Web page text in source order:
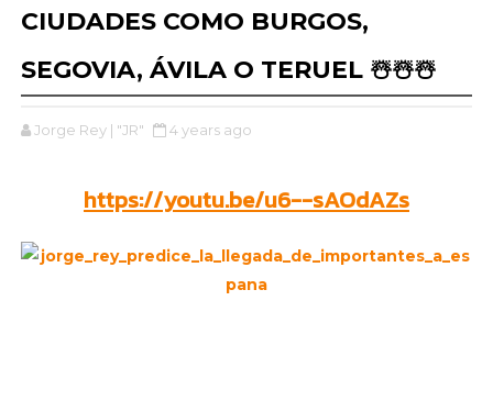
CIUDADES COMO BURGOS,
SEGOVIA, ÁVILA O TERUEL ☃️☃️☃️
Jorge Rey | "JR" 4 years ago
https://youtu.be/u6--sAOdAZs